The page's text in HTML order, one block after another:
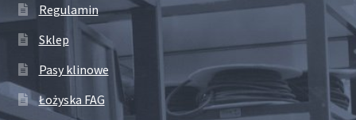
Regulamin
Sklep
Pasy klinowe
Łożyska FAG